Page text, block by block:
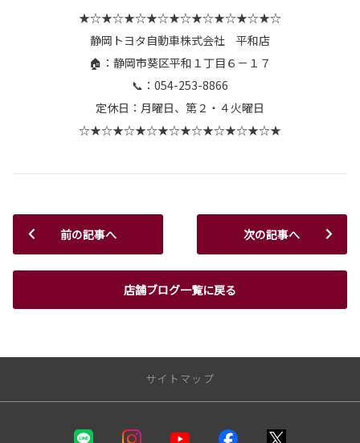
★☆★☆★☆★☆★☆★☆★☆★☆★☆
静岡トヨタ自動車株式会社 平和店
🏠：静岡市葵区平和１丁目６－１７
📞：054-253-8866
定休日：月曜日、第２・４火曜日
☆★☆★☆★☆★☆★☆★☆★☆★☆★
前の記事へ
店舗ブログ一覧に戻る
次の記事へ
サイトマップ